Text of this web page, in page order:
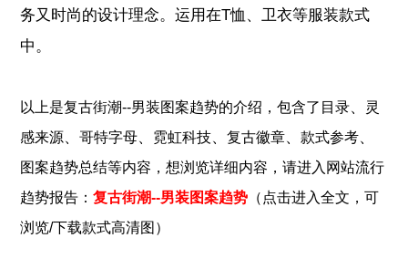
务又时尚的设计理念。运用在T恤、卫衣等服装款式
中。
以上是复古街潮--男装图案趋势的介绍，包含了 目录、
灵
感来源、哥特字母、 霓虹科技、复古徽章、款式参考、
图案趋势总结等内容，想浏览详细内容，请进入网站流行
趋势报告：复古街潮--男装图案趋势 （点击进入全文，可
浏览/下载款式高清图）